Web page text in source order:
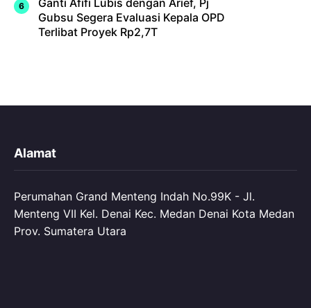
Gubsu Segera Evaluasi Kepala OPD
Terlibat Proyek Rp2,7T
Alamat
Perumahan Grand Menteng Indah No.99K - Jl.
Menteng VII Kel. Denai Kec. Medan Denai Kota Medan
Prov. Sumatera Utara